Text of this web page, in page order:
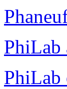
PhiLab
PhiLab